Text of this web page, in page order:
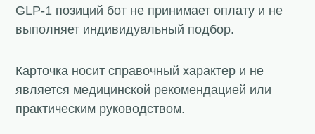
GLP-1 позиций бот не принимает оплату и не
выполняет индивидуальный подбор.
Карточка носит справочный характер и не
является медицинской рекомендацией или
практическим руководством.